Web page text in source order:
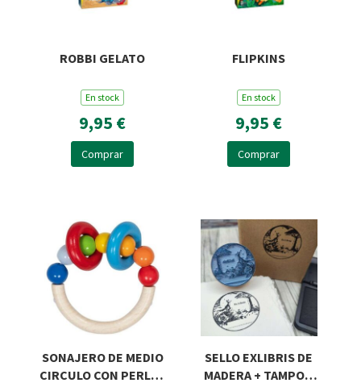
ROBBI GELATO
En stock
9,95 €
Comprar
FLIPKINS
En stock
9,95 €
Comprar
SONAJERO DE MEDIO
CIRCULO CON PERLAS
SELLO EXLIBRIS DE
MADERA + TAMPON